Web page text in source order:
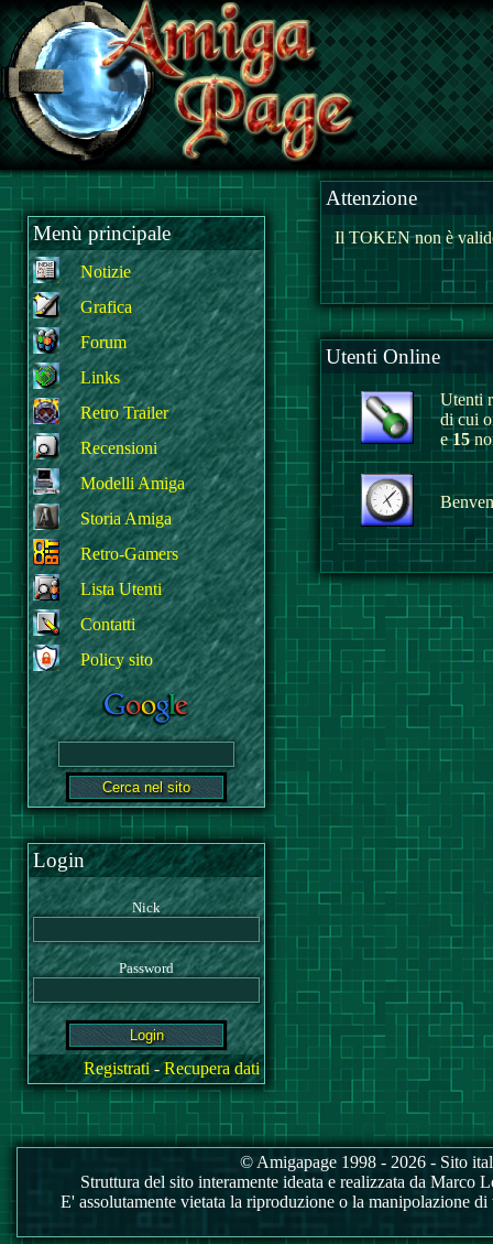
Menù principale
Notizie
Grafica
Forum
Links
Retro Trailer
Recensioni
Modelli Amiga
Storia Amiga
Retro-Gamers
Lista Utenti
Contatti
Policy sito
Login
Nick
Password
Registrati-Recupera dati
Attenzione
Il TOKEN non è
Utenti Online
Utenti
di cui
e15
© Amigapage 1998 - 2026 - Sito
Struttura del sito interamente ideata e realizzata da
E' assolutamente vietata la riproduzione o la manipolazione